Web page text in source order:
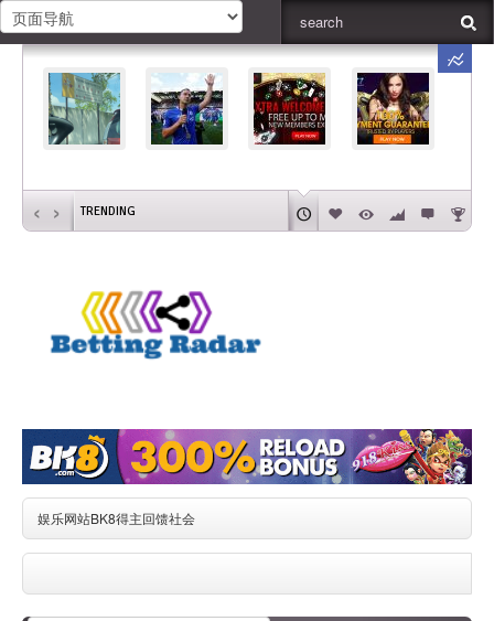
‹ › TRENDING
娱乐网站BK8得主回馈社会
特里火花隐形亿万富豪BK8有利可图的交易传闻